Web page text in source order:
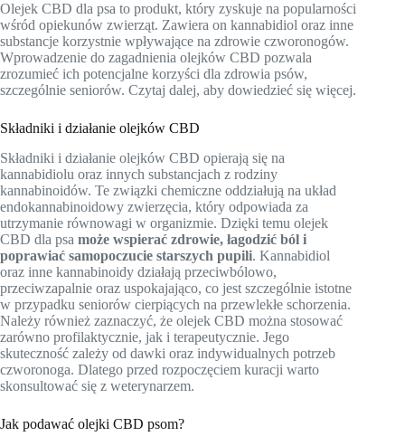
Olejek CBD dla psa to produkt, który zyskuje na popularności
wśród opiekunów zwierząt. Zawiera on kannabidiol oraz inne
substancje korzystnie wpływające na zdrowie czworonogów.
Wprowadzenie do zagadnienia olejków CBD pozwala
zrozumieć ich potencjalne korzyści dla zdrowia psów,
szczególnie seniorów. Czytaj dalej, aby dowiedzieć się więcej.
Składniki i działanie olejków CBD
Składniki i działanie olejków CBD opierają się na
kannabidiolu oraz innych substancjach z rodziny
kannabinoidów. Te związki chemiczne oddziałują na układ
endokannabinoidowy zwierzęcia, który odpowiada za
utrzymanie równowagi w organizmie. Dzięki temu olejek
CBD dla psa może wspierać zdrowie, łagodzić ból i
poprawiać samopoczucie starszych pupili. Kannabidiol
oraz inne kannabinoidy działają przeciwbólowo,
przeciwzapalnie oraz uspokajająco, co jest szczególnie istotne
w przypadku seniorów cierpiących na przewlekłe schorzenia.
Należy również zaznaczyć, że olejek CBD można stosować
zarówno profilaktycznie, jak i terapeutycznie. Jego
skuteczność zależy od dawki oraz indywidualnych potrzeb
czworonoga. Dlatego przed rozpoczęciem kuracji warto
skonsultować się z weterynarzem.
Jak podawać olejki CBD psom?